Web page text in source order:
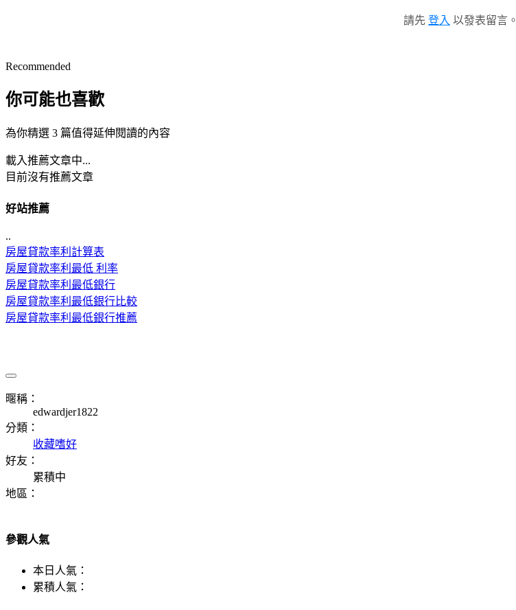
請先 登入 以發表留言。
Recommended
你可能也喜歡
為你精選 3 篇值得延伸閱讀的內容
載入推薦文章中...
目前沒有推薦文章
好站推薦
..
房屋貸款率利計算表
房屋貸款率利最低 利率
房屋貸款率利最低銀行
房屋貸款率利最低銀行比較
房屋貸款率利最低銀行推薦
暱稱：
edwardjer1822
分類：
收藏嗜好
好友：
累積中
地區：
參觀人氣
本日人氣：
累積人氣：